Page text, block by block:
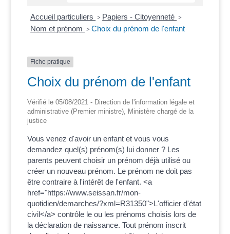
Accueil particuliers > Papiers - Citoyenneté >
Nom et prénom > Choix du prénom de l'enfant
Fiche pratique
Choix du prénom de l'enfant
Vérifié le 05/08/2021 - Direction de l'information légale et
administrative (Premier ministre), Ministère chargé de la
justice
Vous venez d'avoir un enfant et vous vous
demandez quel(s) prénom(s) lui donner ? Les
parents peuvent choisir un prénom déjà utilisé ou
créer un nouveau prénom. Le prénom ne doit pas
être contraire à l'intérêt de l'enfant. <a
href="https://www.seissan.fr/mon-
quotidien/demarches/?xml=R31350">L'officier d'état
civil</a> contrôle le ou les prénoms choisis lors de
la déclaration de naissance. Tout prénom inscrit